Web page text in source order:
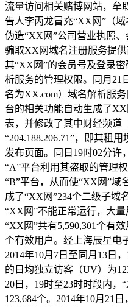
流量访问相关赌博网站，牟
告人李丙龙冒充“XX网”（
伪造“XX网”公司营业执照、
骗取XX网域名注册服务提
其“XX网”的会员号及登录
析服务的管理权限。同月21
名为XX.com）域名解析服
台的相关功能自动生成了
表，并修改了其中财经频道
“204.188.206.71”，即其租
发布页面。同日19时02分许
“A”平台利用其盗取的管理
“B”平台，从而使“XX网”域
成了“XX网”234个二级子域
“XX网”不能正常运行，大量
“XX网”共有5,590,301个有
个有效用户。经上海辰星电
2014年10月7日至同月13日
的日均独立访客（UV）为
20日，19时至23时时段内，
123,684个。2014年10月21